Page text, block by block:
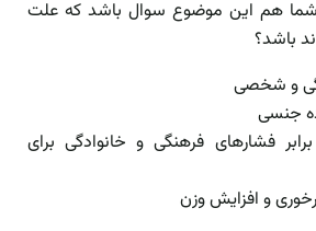
شما هم این موضوع سوال باشد که علت
باشد؟
و شخصی
جنسی
فشارهای فرهنگی و خانوادگی برای
و افزایش وزن